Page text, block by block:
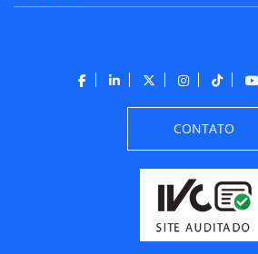
CONTATO